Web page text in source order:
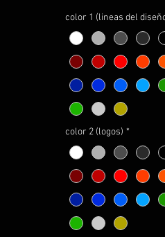
Se sirve por
curvatura de la
transportador
El kit incluye:
instrucciones de
montaje.
1- escoger los
2- escoger el
3- escoger el
4- escoger el color
color 1 (lineas del
color 2 (logos) *